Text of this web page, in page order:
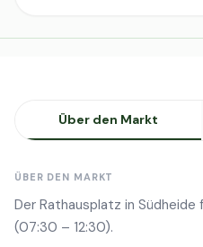
Über den Markt
ÜBER DEN MARKT
Der Rathausplatz in
(07:30 – 12:30).